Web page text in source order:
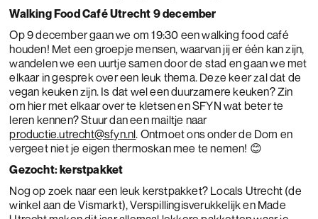
Walking Food Café Utrecht 9 december
Op 9 december gaan we om 19:30 een walking food café
houden! Met een groepje mensen, waarvan jij er één kan zijn,
wandelen we een uurtje samen door de stad en gaan we met
elkaar in gesprek over een leuk thema. Deze keer zal dat de
vegan keuken zijn. Is dat wel een duurzamere keuken? Zin
om hier met elkaar over te kletsen en SFYN wat beter te
leren kennen? Stuur dan een mailtje naar
productie.utrecht@sfyn.nl. Ontmoet ons onder de Dom en
vergeet niet je eigen thermoskan mee te nemen! 😊
Gezocht: kerstpakket
Nog op zoek naar een leuk kerstpakket? Locals Utrecht (de
winkel aan de Vismarkt), Verspillingisverukkelijk en Made